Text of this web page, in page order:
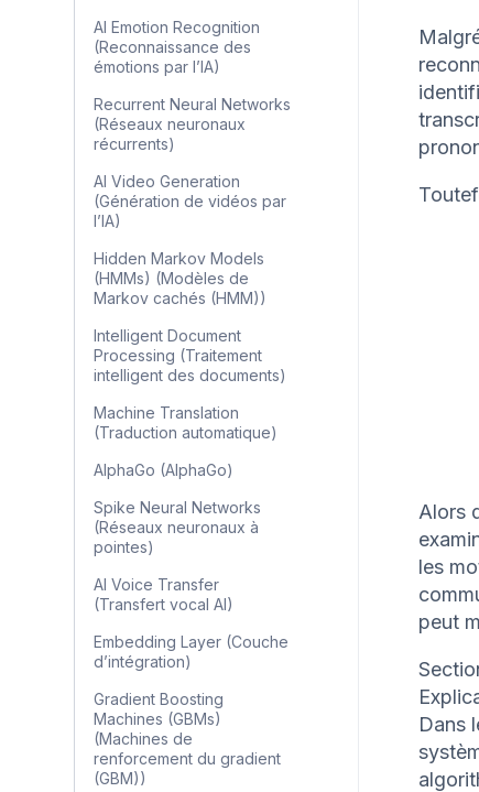
AI Emotion Recognition
(Reconnaissance des
émotions par l’IA)
Recurrent Neural Networks
(Réseaux neuronaux
récurrents)
AI Video Generation
(Génération de vidéos par
l’IA)
Hidden Markov Models
(HMMs) (Modèles de
Markov cachés (HMM))
Intelligent Document
Processing (Traitement
intelligent des documents)
Machine Translation
(Traduction automatique)
AlphaGo (AlphaGo)
Spike Neural Networks
(Réseaux neuronaux à
pointes)
AI Voice Transfer
(Transfert vocal AI)
Embedding Layer (Couche
d’intégration)
Gradient Boosting
Machines (GBMs)
(Machines de
renforcement du gradient
(GBM))
Alors
les
peut
Dans